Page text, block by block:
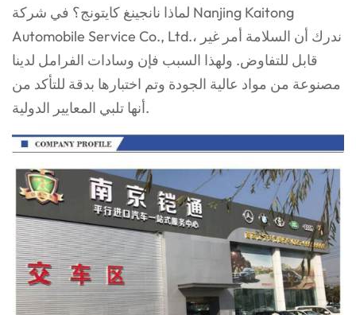
لماذا نانجينغ كايتونج؟ في شركة Nanjing Kaitong
Automobile Service Co., Ltd.، ندرك أن السلامة أمر غير
قابل للتفاوض. ولهذا السبب فإن وسادات الفرامل لدينا
مصنوعة من مواد عالية الجودة وتم اختبارها بدقة للتأكد من
أنها تلبي المعايير الدولية.